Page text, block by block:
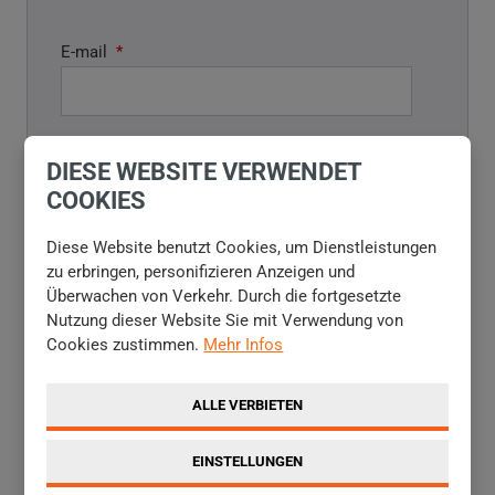
E-mail *
Telefon
Textnachrichten *
DIESE WEBSITE VERWENDET
COOKIES
Diese Website benutzt Cookies, um Dienstleistungen
zu erbringen, personifizieren Anzeigen und
Überwachen von Verkehr. Durch die fortgesetzte
Nutzung dieser Website Sie mit Verwendung von
Cookies zustimmen. Mehr Infos
ALLE VERBIETEN
EINSTELLUNGEN